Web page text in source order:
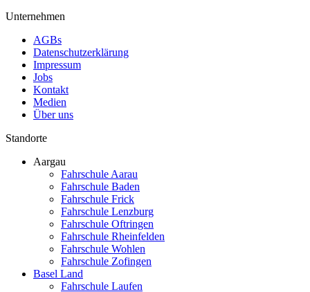
Unternehmen
AGBs
Datenschutzerklärung
Impressum
Jobs
Kontakt
Medien
Über uns
Standorte
Aargau
Fahrschule Aarau
Fahrschule Baden
Fahrschule Frick
Fahrschule Lenzburg
Fahrschule Oftringen
Fahrschule Rheinfelden
Fahrschule Wohlen
Fahrschule Zofingen
Basel Land
Fahrschule Laufen